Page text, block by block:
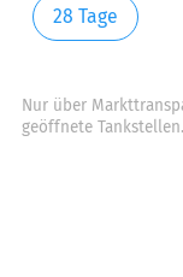
28 Tage
Nur über
geöffnete Tankstellen.